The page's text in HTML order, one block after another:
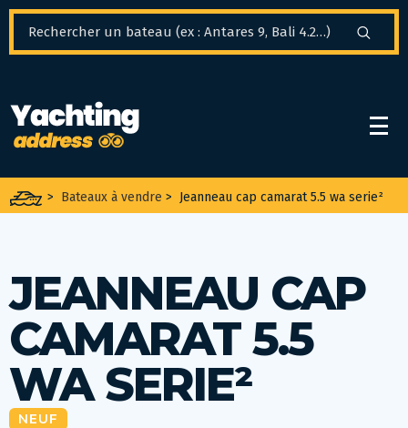
> Bateaux à vendre > Jeanneau cap camarat 5.5 wa serie²
JEANNEAU CAP
CAMARAT 5.5
WA SERIE²
NEUF
Panneau de gestion des cookies